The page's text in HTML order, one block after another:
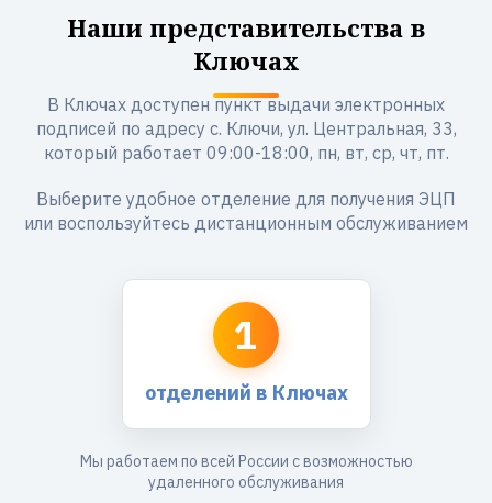
Наши представительства в
Ключах
В Ключах доступен пункт выдачи электронных
подписей по адресу с. Ключи, ул. Центральная, 33,
который работает 09:00-18:00, пн, вт, ср, чт, пт.
Выберите удобное отделение для получения ЭЦП
или воспользуйтесь дистанционным обслуживанием
1
отделений в Ключах
Мы работаем по всей России с возможностью
удаленного обслуживания